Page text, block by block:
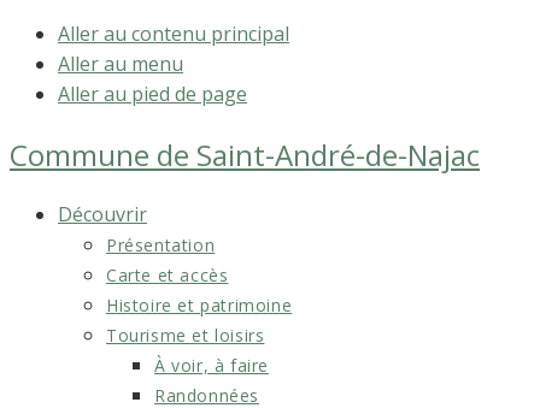
Aller au contenu principal
Aller au menu
Aller au pied de page
Commune de Saint-André-de-Najac
Découvrir
Présentation
Carte et accès
Histoire et patrimoine
Tourisme et loisirs
À voir, à faire
Randonnées